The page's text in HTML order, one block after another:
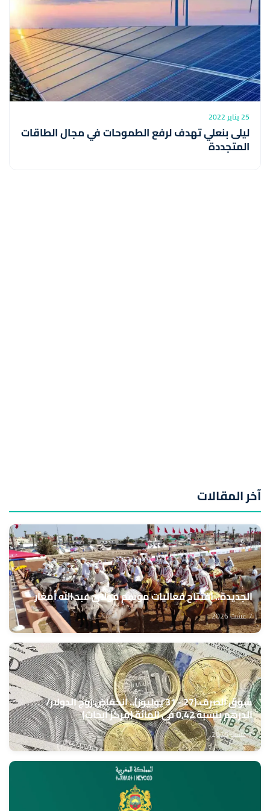
25 يناير 2022
ليلى بنعلي تهدف لرفع الطموحات في مجال الطاقات
المتجددة
آخر المقالات
الجديدة.. افتتاح فعاليات موسم مولاي عبد الله أمغار
7 غشت 2026
سوق الصرف (27 - 31 يوليوز).. انخفاض زوج الدولار/
الدرهم بنسبة 0,42 في المائة (مركز أبحاث)
7 غشت 2026